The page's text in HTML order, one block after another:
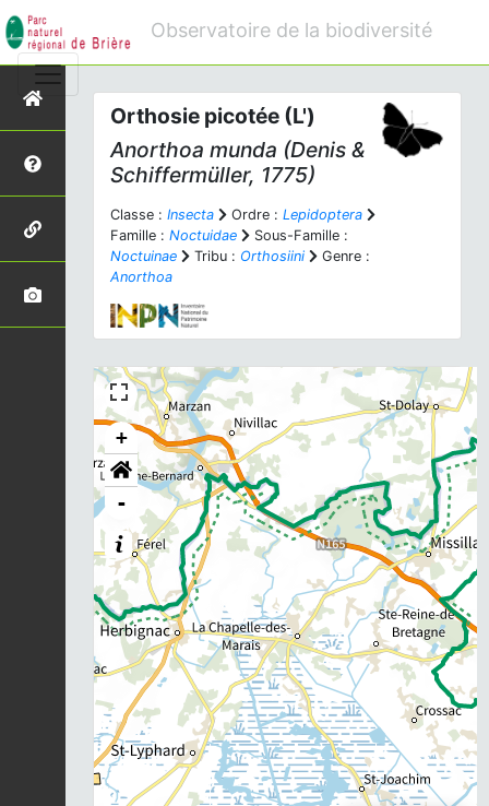
Observatoire de la biodiversité
Orthosie picotée (L')
Anorthoa munda (Denis &
Schiffermüller, 1775)
Classe : Insecta Ordre : Lepidoptera
Famille : Noctuidae
Sous-Famille :
Noctuinae
Tribu : Orthosiini
Genre :
Anorthoa
+
-